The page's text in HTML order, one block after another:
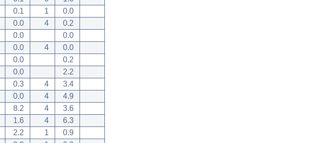
0.1 1
0.0
0.0 4
0.2
0.0
0.0
0.0 4
0.0
0.0
0.2
0.0
2.2
0.3 4
3.4
0.0 4
4.9
8.2 4
3.6
1.6 4
6.3
2.2 1
0.9